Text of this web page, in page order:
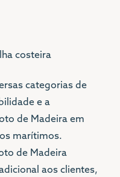
costeira
categorias de
e a
de Madeira em
marítimos.
de Madeira
aos clientes,